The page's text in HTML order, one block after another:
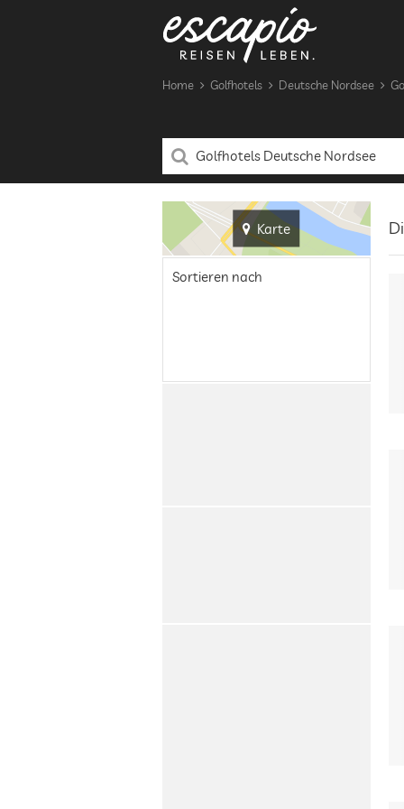
Home Golfhotels Deutsche Nordsee
Karte
Sortieren nach